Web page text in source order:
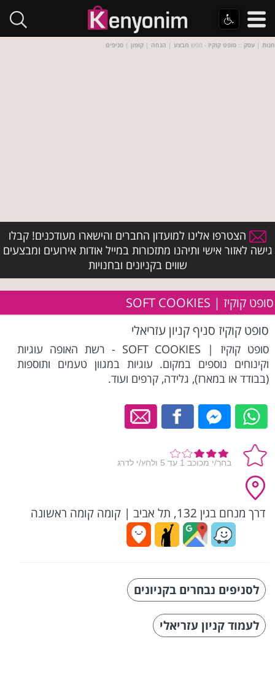
חנות | עסק :: סופט קוקיז - חפש מבצע | הנחה | קופון | סניפים
הצטרפו אלינו למועדון החברים והישארו מעודכנים! קבלו
גישה לאזור אישי ותיהנו מתזכורות במייל אודות אירועים ומבצעים
שווים בקניונים ובחנויות
סופט קוקיז | SOFT COOKIES
סופט קוקיז סניף קניון עזריאלי
סופט קוקיז | SOFT COOKIES - רשת האופה עוגיות
וקינוחים נוספים במקום. עוגיות במגוון טעמים ותוספות
(בבודד או במארז), גלידה, קרפים ועוד.
דרך מנחם בגין 132, תל אביב | קומה קומה ראשונה
לסניפים נבחרים בקניונים
לעמוד קניון עזריאלי